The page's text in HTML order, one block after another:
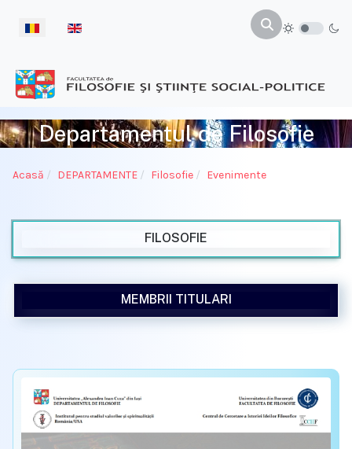
Selectați limba dvs
Departamentul de Filosofie
Acasă DEPARTAMENTE Filosofie Evenimente
FILOSOFIE
MEMBRII TITULARI